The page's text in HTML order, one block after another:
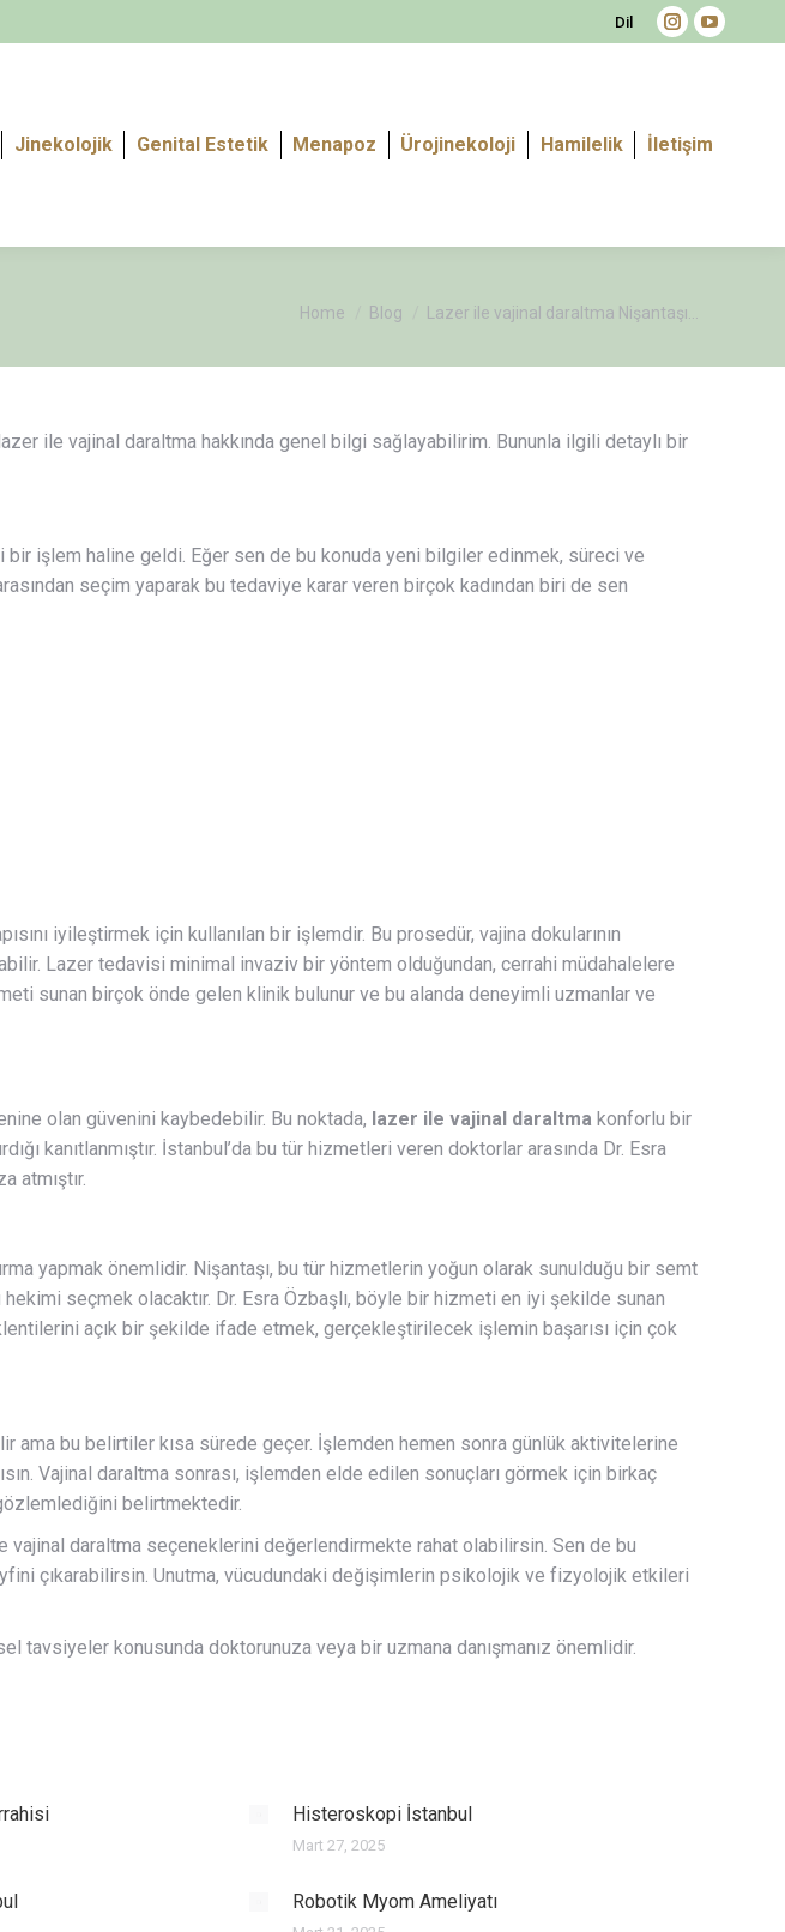
Dil
Instagram
new
YouTube
Jinekolojik Genital Estetik Menapoz Ürojinekoloji Hamilelik İletişim
You are here:
Home Blog Lazer ile vajinal daraltma Nişantaşı…
ile vajinal daraltma hakkında genel bilgi sağlayabilirim. Bununla ilgili detaylı bir
işlem haline geldi. Eğer sen de bu konuda yeni bilgiler edinmek, süreci ve
seçim yaparak bu tedaviye karar veren birçok kadından biri de sen
iyileştirmek için kullanılan bir işlemdir. Bu prosedür, vajina dokularının
Lazer tedavisi minimal invaziv bir yöntem olduğundan, cerrahi müdahalelere
sunan birçok önde gelen klinik bulunur ve bu alanda deneyimli uzmanlar ve
olan güvenini kaybedebilir. Bu noktada, lazer ile vajinal daraltma konforlu bir
kanıtlanmıştır. İstanbul’da bu tür hizmetleri veren doktorlar arasında Dr. Esra
atmıştır.
yapmak önemlidir. Nişantaşı, bu tür hizmetlerin yoğun olarak sunulduğu bir semt
seçmek olacaktır. Dr. Esra Özbaşlı, böyle bir hizmeti en iyi şekilde sunan
açık bir şekilde ifade etmek, gerçekleştirilecek işlemin başarısı için çok
ama bu belirtiler kısa sürede geçer. İşlemden hemen sonra günlük aktivitelerine
Vajinal daraltma sonrası, işlemden elde edilen sonuçları görmek için birkaç
belirtmektedir.
vajinal daraltma seçeneklerini değerlendirmekte rahat olabilirsin. Sen de bu
çıkarabilirsin. Unutma, vücudundaki değişimlerin psikolojik ve fizyolojik etkileri
tavsiyeler konusunda doktorunuza veya bir uzmana danışmanız önemlidir.
Histeroskopi İstanbul
Mart 27, 2025
Robotik Myom Ameliyatı